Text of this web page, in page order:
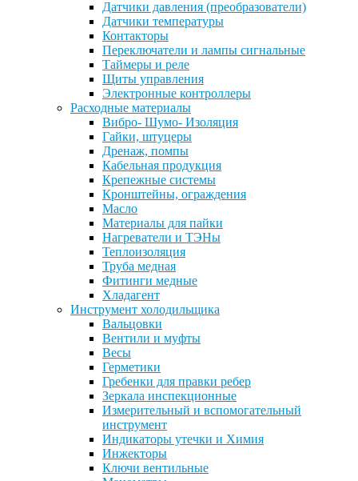
Датчики давления (преобразователи)
Датчики температуры
Контакторы
Переключатели и лампы сигнальные
Таймеры и реле
Щиты управления
Электронные контроллеры
Расходные материалы
Вибро- Шумо- Изоляция
Гайки, штуцеры
Дренаж, помпы
Кабельная продукция
Крепежные системы
Кронштейны, ограждения
Масло
Материалы для пайки
Нагреватели и ТЭНы
Теплоизоляция
Труба медная
Фитинги медные
Хладагент
Инструмент холодильщика
Вальцовки
Вентили и муфты
Весы
Герметики
Гребенки для правки ребер
Зеркала инспекционные
Измерительный и вспомогательный
инструмент
Индикаторы утечки и Химия
Инжекторы
Ключи вентильные